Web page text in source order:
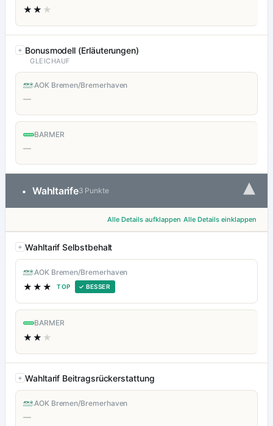
★★ ★
Bonusmodell (Erläuterungen)
GLEICHAUF
AOK Bremen/Bremerhaven
—
BARMER
—
• Wahltarife3 Punkte ▾
Alle Details aufklappen Alle Details einklappen
Wahltarif Selbstbehalt
AOK Bremen/Bremerhaven
★★★ TOP ✓ BESSER
BARMER
★★ ★
Wahltarif Beitragsrückerstattung
AOK Bremen/Bremerhaven
—